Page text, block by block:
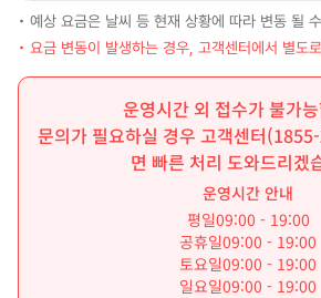
• 예상 요금은 날씨 등 현재 상황에 따라 변동 될
• 요금 변동이 발생하는 경우, 고객센터에서 별도
운영시간 외 접수가 불가
문의가 필요하실 경우 고객센터
면 빠른 처리 도와드리겠
운영시간 안내
평일09:00 - 19:00
공휴일09:00 - 19:00
토요일09:00 - 19:00
일요일09:00 - 19:00